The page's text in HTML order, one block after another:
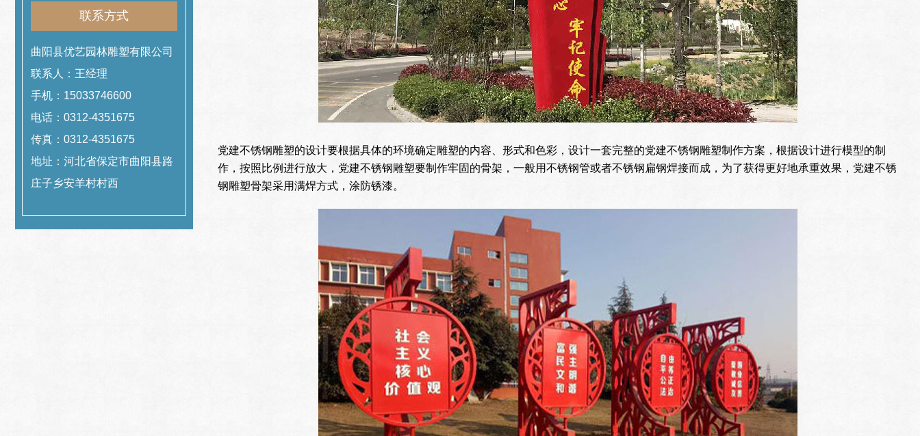
联系方式
曲阳县优艺园林雕塑有限公司
联系人：王经理
手机：15033746600
电话：0312-4351675
传真：0312-4351675
地址：河北省保定市曲阳县路
庄子乡安羊村村西
党建不锈钢雕塑的设计要根据具体的环境确定雕塑的内容、形式和色彩，设计一套完整的党建不锈钢雕塑制作方案，根据设计进行模型的制
作，按照比例进行放大，党建不锈钢雕塑要制作牢固的骨架，一般用不锈钢管或者不锈钢扁钢焊接而成，为了获得更好地承重效果，党建不锈
钢雕塑骨架采用满焊方式，涂防锈漆。